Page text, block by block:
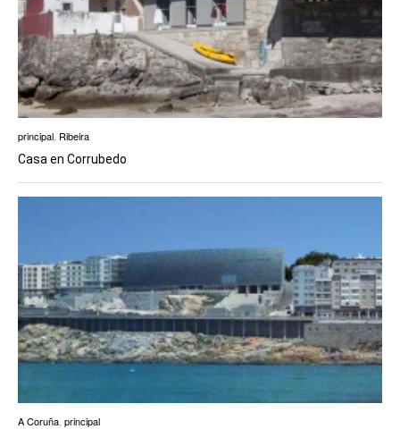
principal Ribeira
Casa en Corrubedo
A Coruña principal